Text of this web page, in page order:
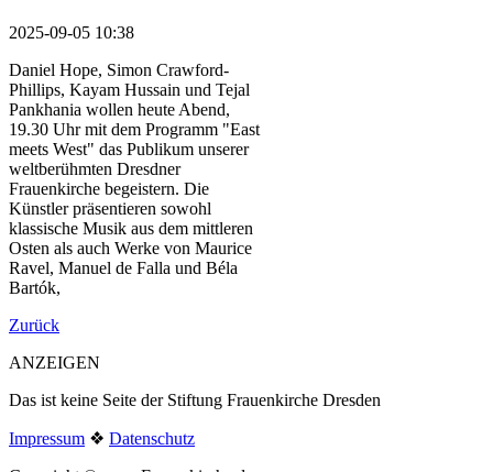
2025-09-05 10:38
Daniel Hope, Simon Crawford-
Phillips, Kayam Hussain und Tejal
Pankhania wollen heute Abend,
19.30 Uhr mit dem Programm "East
meets West" das Publikum unserer
weltberühmten Dresdner
Frauenkirche begeistern. Die
Künstler präsentieren sowohl
klassische Musik aus dem mittleren
Osten als auch Werke von Maurice
Ravel, Manuel de Falla und Béla
Bartók,
Zurück
ANZEIGEN
Das ist keine Seite der Stiftung Frauenkirche Dresden
Impressum ❖ Datenschutz